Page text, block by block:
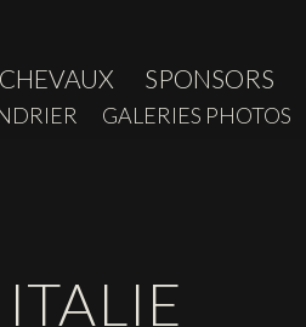
CHEVAUX SPONSORS
GALERIES PHOTOS